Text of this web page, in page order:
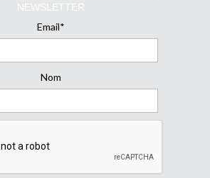
NEWSLETTER
Email*
Nom